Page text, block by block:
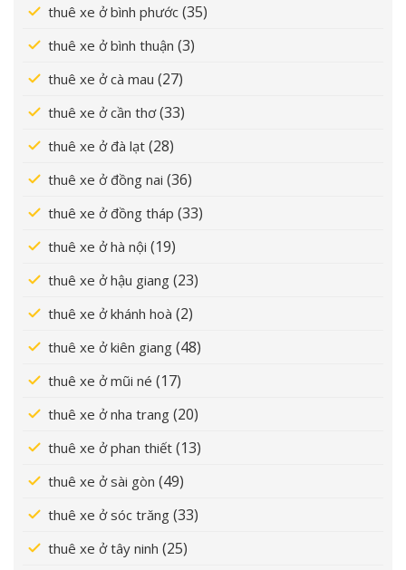
thuê xe ở bình phước (35)
thuê xe ở bình thuận (3)
thuê xe ở cà mau (27)
thuê xe ở cần thơ(33)
thuê xe ở đà lạt (28)
thuê xe ở đồng nai (36)
thuê xe ở đồng tháp (33)
thuê xe ở hà nội (19)
thuê xe ở hậu giang (23)
thuê xe ở khánh hoà (2)
thuê xe ở kiên giang (48)
thuê xe ở mũi né (17)
thuê xe ở nha trang (20)
thuê xe ở phan thiết (13)
thuê xe ở sài gòn (49)
thuê xe ở sóc trăng (33)
thuê xe ở tây ninh (25)